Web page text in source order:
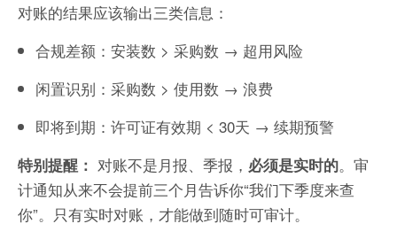
对账的结果应该输出三类信息：
合规差额：安装数 > 采购数 → 超用风险
闲置识别：采购数 > 使用数 → 浪费
即将到期：许可证有效期 < 30天 → 续期预警
特别提醒： 对账不是月报、季报， 必须是实时的。审
计通知从来不会提前三个月告诉你“我们下季度来查
你”。只有实时对账，才能做到随时可审计。